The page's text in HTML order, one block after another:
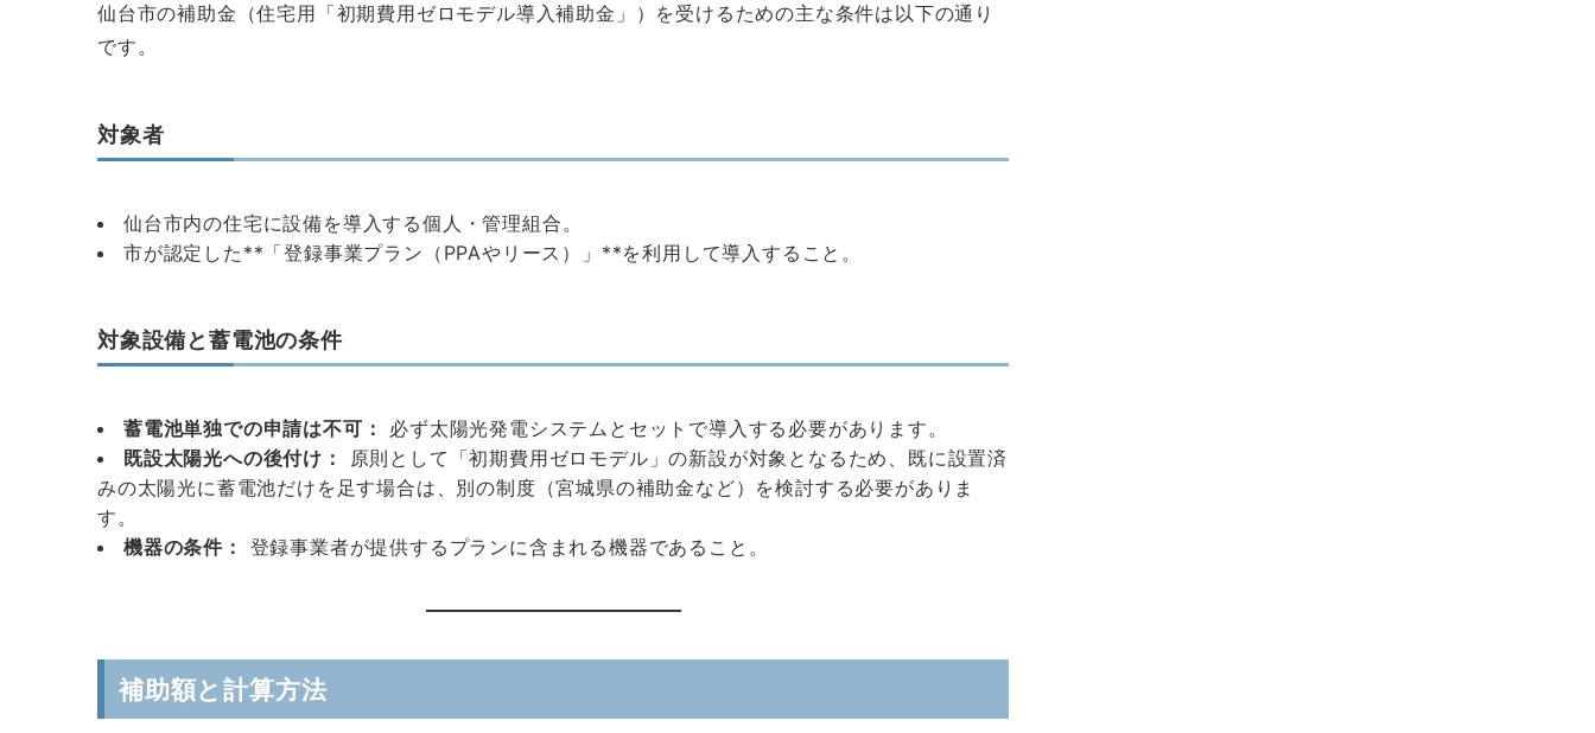
仙台市の補助金（住宅用「初期費用ゼロモデル導入補助金」）を受けるための主な条件は以下の通り
です。
対象者
仙台市内の住宅に設備を導入する個人・管理組合。
市が認定した**「登録事業プラン（PPAやリース）」**を利用して導入すること。
対象設備と蓄電池の条件
蓄電池単独での申請は不可：
必ず太陽光発電システムとセットで導入する必要があります。
既設太陽光への後付け：
原則として「初期費用ゼロモデル」の新設が対象となるため、既に設置済
みの太陽光に蓄電池だけを足す場合は、別の制度（宮城県の補助金など）を検討する必要がありま
す。
機器の条件：
登録事業者が提供するプランに含まれる機器であること。
補助額と計算方法